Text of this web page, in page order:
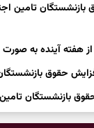
تامین
هفته آینده به
حقوق